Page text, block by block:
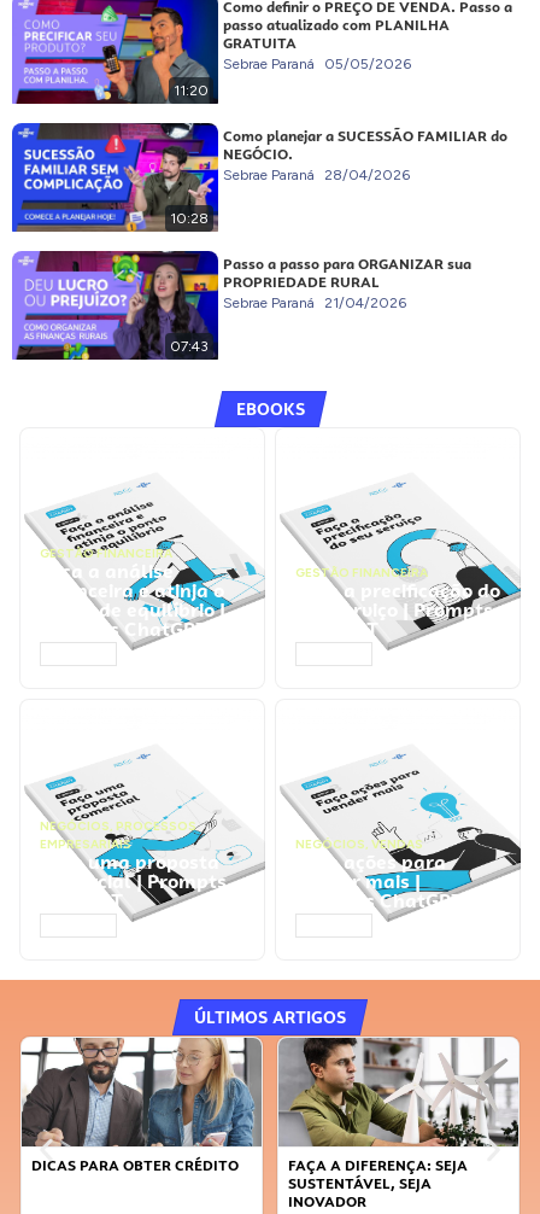
11:20
Como definir o PREÇO DE VENDA. Passo a
passo atualizado com PLANILHA
GRATUITA
Sebrae Paraná 05/05/2026
10:28
Como planejar a SUCESSÃO FAMILIAR do
NEGÓCIO.
Sebrae Paraná 28/04/2026
07:43
Passo a passo para ORGANIZAR sua
PROPRIEDADE RURAL
Sebrae Paraná 21/04/2026
EBOOKS
GESTÃO FINANCEIRA
Faça a análise
financeira e atinja o
ponto de equilíbrio |
Prompts ChatGPT
GESTÃO FINANCEIRA
Faça a precificação do
seu serviço | Prompts
ChatGPT
NEGÓCIOS, PROCESSOS
EMPRESARIAIS
Faça uma proposta
comercial | Prompts
ChatGPT
NEGÓCIOS, VENDAS
Faça ações para
vender mais |
Prompts ChatGPT
ÚLTIMOS ARTIGOS
DICAS PARA OBTER CRÉDITO
FAÇA A DIFERENÇA: SEJA
SUSTENTÁVEL, SEJA
INOVADOR